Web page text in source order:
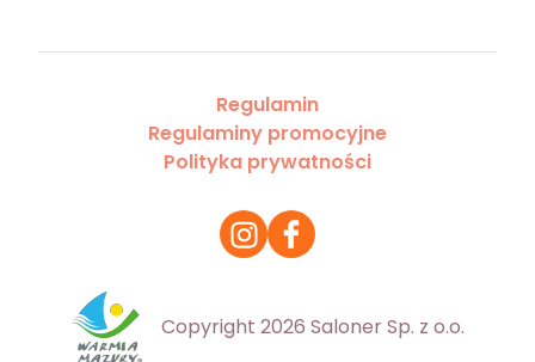
Regulamin
Regulaminy promocyjne
Polityka prywatności
Copyright 2026 Saloner Sp. z o.o.